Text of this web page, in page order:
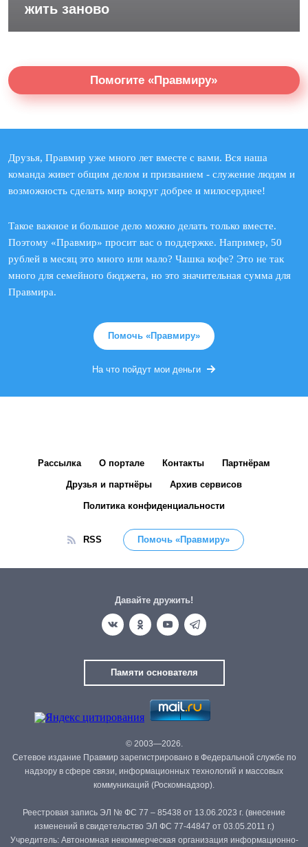
жить заново
Помогите «Правмиру»
Друзья, Правмир уже много лет вместе с вами. Вся наша
команда живет общим делом и призванием - служение людям и
возможность сделать мир вокруг добрее и милосерднее!
Такое важное и большое дело можно делать только вместе.
Поэтому «Правмир» просит вас о поддержке. Например, 50
рублей в месяц это много или мало? Чашка кофе? Это не так
много для семейного бюджета, но это значительная сумма для
Правмира.
Помочь «Правмиру»
На что пойдут мои деньги
Рассылка О портале Контакты Партнёрам
Друзья и партнёры Архив сервисов
Политика конфиденциальности
RSS Помочь «Правмиру»
Давайте дружить!
Памяти основателя
© 2003—2026.
Сетевое издание Правмир зарегистрировано в Федеральной службе по
надзору в сфере связи, информационных технологий и массовых
коммуникаций (Роскомнадзор).
Реестровая запись ЭЛ № ФС 77 – 85438 от 13.06.2023 г. (внесение
изменений в свидетельство ЭЛ ФС 77-44847 от 03.05.2011 г.)
Учредитель: Автономная некоммерческая организация информационно-